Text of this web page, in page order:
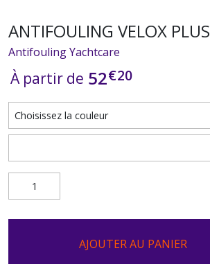
ANTIFOULING VELOX PLUS
Antifouling Yachtcare
À partir de 52€20
AJOUTER AU PANIER